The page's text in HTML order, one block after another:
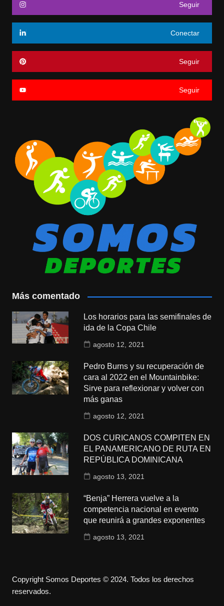
Seguir
Conectar
Seguir
Seguir
Más comentado
Los horarios para las semifinales de
ida de la Copa Chile
agosto 12, 2021
Pedro Burns y su recuperación de
cara al 2022 en el Mountainbike:
Sirve para reflexionar y volver con
más ganas
agosto 12, 2021
DOS CURICANOS COMPITEN EN
EL PANAMERICANO DE RUTA EN
REPÚBLICA DOMINICANA
agosto 13, 2021
“Benja” Herrera vuelve a la
competencia nacional en evento
que reunirá a grandes exponentes
agosto 13, 2021
Copyright Somos Deportes © 2024. Todos los derechos
reservados.